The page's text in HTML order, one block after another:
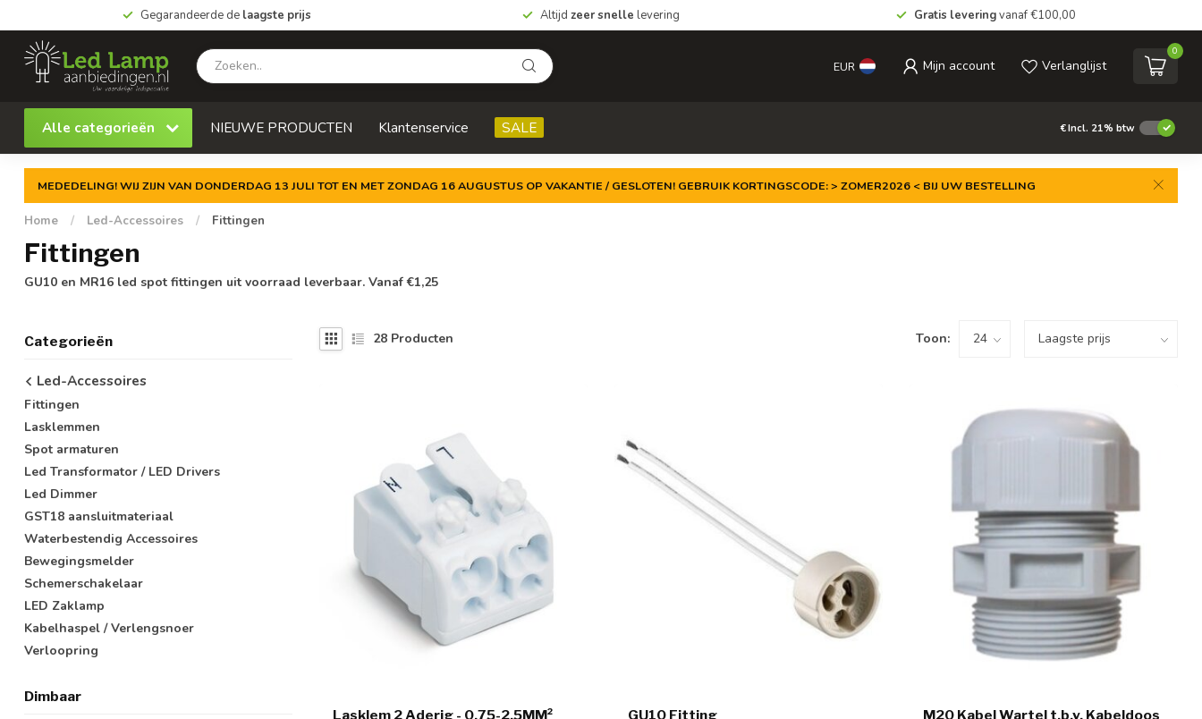
Gegarandeerde de laagste prijs Altijd zeer snelle levering Gratis leveringvanaf €100,00
EUR Mijn account Verlanglijst
0
Alle categorieën NIEUWE PRODUCTEN Klantenservice SALE €Incl. 21% btw
MEDEDELING! WIJ ZIJN VAN DONDERDAG 13 JULI TOT EN MET ZONDAG 16 AUGUSTUS OP VAKANTIE / GESLOTEN! GEBRUIK KORTINGSCODE: > ZOMER2026 < BIJ UW BESTELLING
Home / Led-Accessoires / Fittingen
Fittingen
GU10 en MR16 led spot fittingen uit voorraad leverbaar. Vanaf €1,25
Categorieën
Led-Accessoires
Fittingen
Lasklemmen
Spot armaturen
Led Transformator / LED Drivers
Led Dimmer
GST18 aansluitmateriaal
Waterbestendig Accessoires
Bewegingsmelder
Schemerschakelaar
LED Zaklamp
Kabelhaspel / Verlengsnoer
Verloopring
Dimbaar
28 Producten Toon:
Lasklem 2 Aderig - 0.75-2.5MM²
GU10 Fitting
M20 Kabel Wartel t.b.v. Kabeldoos